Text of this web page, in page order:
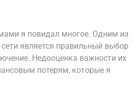
я повидал многое. Одним из
является правильный выбор
Недооценка важности их
потерям, которые я